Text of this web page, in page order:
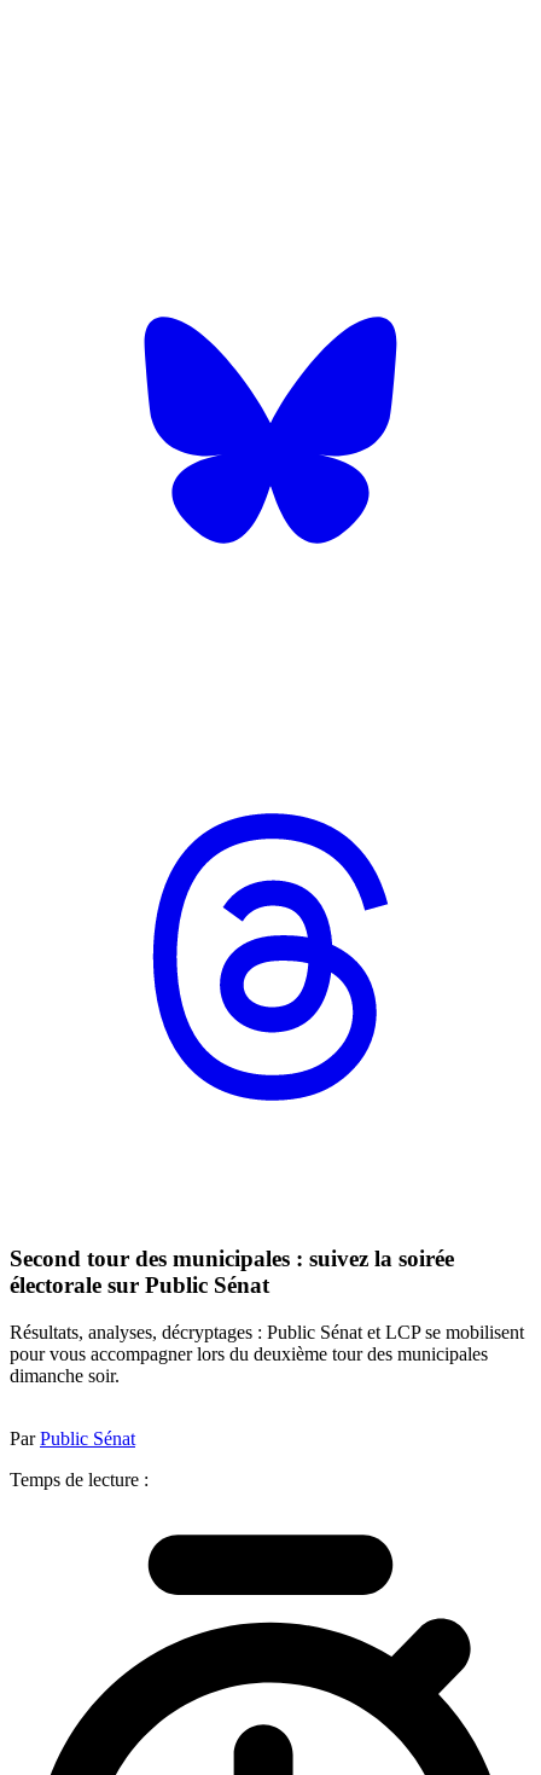
Second tour des municipales : suivez la soirée
électorale sur Public Sénat
Résultats, analyses, décryptages : Public Sénat et LCP se mobilisent
pour vous accompagner lors du deuxième tour des municipales
dimanche soir.
ParPublic Sénat
Temps de lecture :